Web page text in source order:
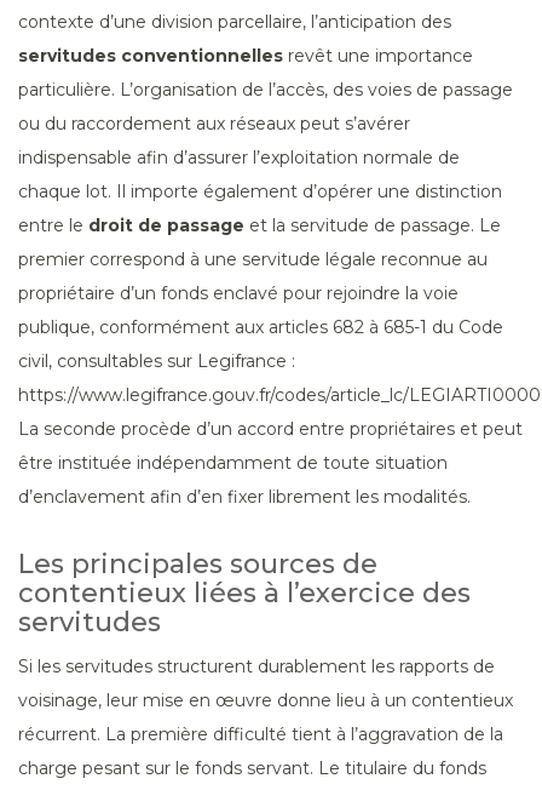
contexte d’une division parcellaire, l’anticipation des
servitudes conventionnelles revêt une importance
particulière. L’organisation de l’accès, des voies de passage
ou du raccordement aux réseaux peut s’avérer
indispensable afin d’assurer l’exploitation normale de
chaque lot. Il importe également d’opérer une distinction
entre le droit de passage et la servitude de passage. Le
premier correspond à une servitude légale reconnue au
propriétaire d’un fonds enclavé pour rejoindre la voie
publique, conformément aux articles 682 à 685-1 du Code
civil, consultables sur Legifrance :
https://www.legifrance.gouv.fr/codes/article_lc/
La seconde procède d’un accord entre propriétaires et peut
être instituée indépendamment de toute situation
d’enclavement afin d’en fixer librement les modalités.
Les principales sources de
contentieux liées à l’exercice des
servitudes
Si les servitudes structurent durablement les rapports de
voisinage, leur mise en œuvre donne lieu à un contentieux
récurrent. La première difficulté tient à l’aggravation de la
charge pesant sur le fonds servant. Le titulaire du fonds